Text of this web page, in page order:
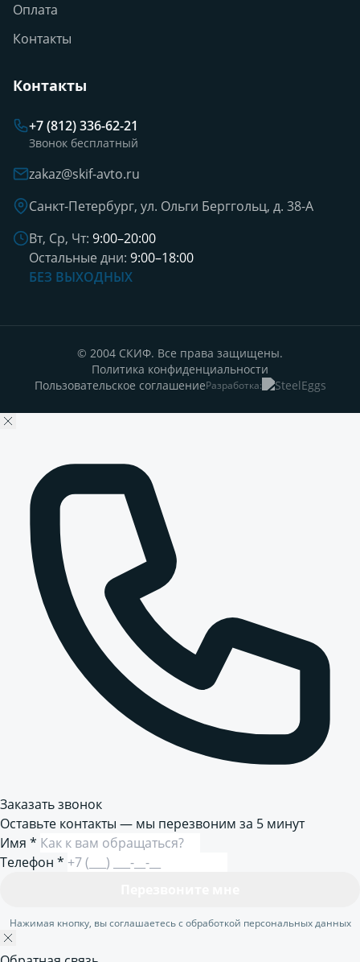
Оплата
Контакты
Контакты
+7 (812) 336-62-21
Звонок бесплатный
zakaz@skif-avto.ru
Санкт-Петербург, ул. Ольги Берггольц, д. 38-А
Вт, Ср, Чт: 9:00–20:00
Остальные дни: 9:00–18:00
БЕЗ ВЫХОДНЫХ
© 2004 СКИФ. Все права защищены.
Политика конфиденциальности
Пользовательское соглашениеРазработка:
Заказать звонок
Оставьте контакты — мы перезвоним за 5 минут
Имя *
Телефон *
Нажимая кнопку, вы соглашаетесь с обработкой персональных данных